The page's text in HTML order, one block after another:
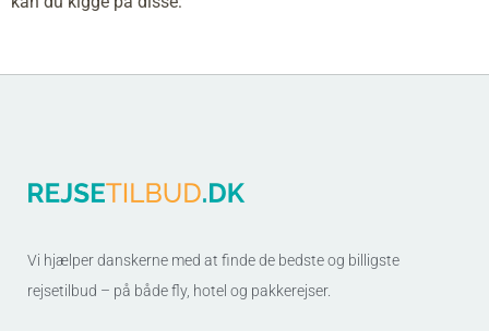
Vi hjælper danskerne med at finde de bedste og billigste
rejsetilbud – på både fly, hotel og pakkerejser.